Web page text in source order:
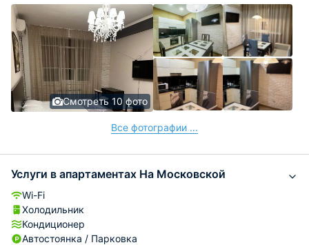
Смотреть 10 фото
Все фотографии ...
Услуги в апартаментах На Московской
Wi-Fi
Холодильник
Кондиционер
Автостоянка / Парковка